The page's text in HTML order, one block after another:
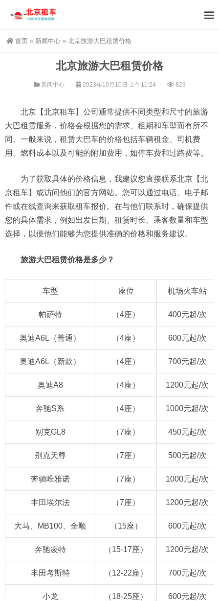
首页 » 新闻中心 » 北京旅游大巴租赁价格
北京旅游大巴租赁价格
新闻中心 2023年10月10日 上午11:24 823
北京【北京租车】公司通常提供不同类型和尺寸的旅游
大巴租赁服务，价格会根据您的需求、租期和车型而有所不
同。一般来说，租赁大巴车的价格包括车辆租金、司机费
用、燃料成本以及可能的附加费用，如停车费和过路费等。
为了获取具体的价格信息，我建议您直接联系北京【北
京租车】或访问他们的官方网站。您可以通过电话、电子邮
件或在线查询来获取租车报价。在与他们联系时，确保提供
您的具体需求，例如出发日期、租赁时长、乘客数量和车型
选择，以便他们能够为您提供准确的价格和服务建议。
旅游大巴租赁价格是多少？
车型 座位 机场火车站
帕萨特 （4座） 400元起/次
奥迪A6L（普通） （4座） 600元起/次
奥迪A6L（新款） （4座） 700元起/次
奥迪A8 （4座） 1200元起/次
奔驰S系 （4座） 1000元起/次
别克GL8 （7座） 450元起/次
别克天尊 （7座） 500元起/次
奔驰唯雅诺 （7座） 1000元起/次
丰田埃尔法 （7座） 1200元起/次
大马、MB100、全顺 （15座） 600元起/次
奔驰凌特 （15-17座） 1200元起/次
丰田考斯特 （12-22座） 700元起/次
小龙 （18-25座） 600元起/次